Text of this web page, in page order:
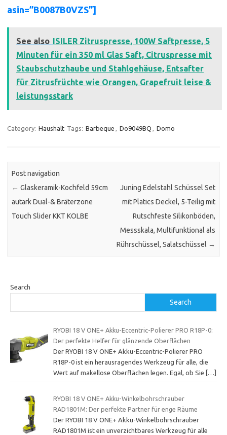
asin=”B0087B0VZS”]
See also ISILER Zitruspresse, 100W Saftpresse, 5
Minuten für ein 350 ml Glas Saft, Citruspresse mit
Staubschutzhaube und Stahlgehäuse, Entsafter
für Zitrusfrüchte wie Orangen, Grapefruit leise &
leistungsstark
Category: Haushalt Tags: Barbeque , Do9049BQ , Domo
Post navigation
← Glaskeramik-Kochfeld 59cm
autark Dual-& Bräterzone
Touch Slider KKT KOLBE
Juning Edelstahl Schüssel Set
mit Platics Deckel, 5-Teilig mit
Rutschfeste Silikonböden,
Messskala, Multifunktional als
Rührschüssel, Salatschüssel →
Search
Search
RYOBI 18 V ONE+ Akku-Eccentric-Polierer PRO R18P-0:
Der perfekte Helfer für glänzende Oberflächen
Der RYOBI 18 V ONE+ Akku-Eccentric-Polierer PRO
R18P-0 ist ein herausragendes Werkzeug für alle, die
Wert auf makellose Oberflächen legen. Egal, ob Sie […]
RYOBI 18 V ONE+ Akku-Winkelbohrschrauber
RAD1801M: Der perfekte Partner für enge Räume
Der RYOBI 18 V ONE+ Akku-Winkelbohrschrauber
RAD1801M ist ein unverzichtbares Werkzeug für alle